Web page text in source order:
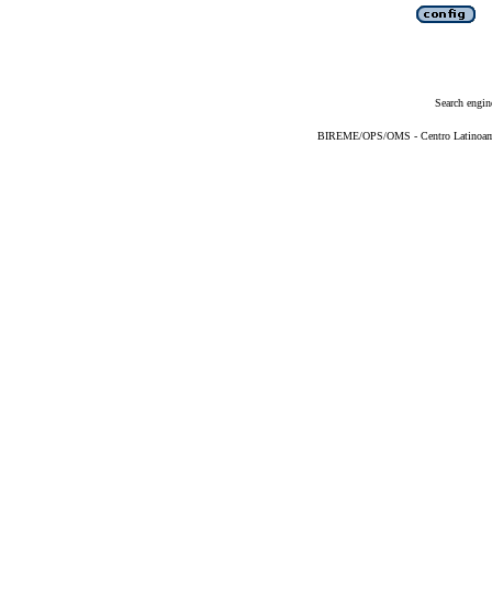
Search
BIREME/OPS/OMS - Centro